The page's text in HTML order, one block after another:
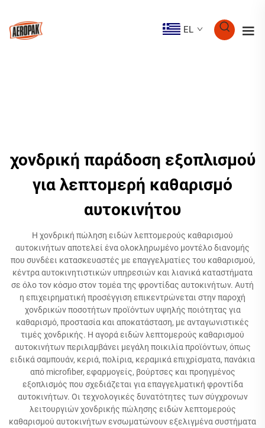
EL
χονδρική παράδοση εξοπλισμού
για λεπτομερή καθαρισμό
αυτοκινήτου
Η χονδρική πώληση ειδών λεπτομερούς καθαρισμού
αυτοκινήτων αποτελεί ένα ολοκληρωμένο μοντέλο διανομής
που συνδέει κατασκευαστές με επαγγελματίες του καθαρισμού,
κέντρα αυτοκινητιστικών υπηρεσιών και λιανικά καταστήματα
σε όλο τον κόσμο στον τομέα της φροντίδας αυτοκινήτων. Αυτή
η επιχειρηματική προσέγγιση επικεντρώνεται στην παροχή
χονδρικών ποσοτήτων προϊόντων υψηλής ποιότητας για
καθαρισμό, προστασία και αποκατάσταση, με ανταγωνιστικές
τιμές χονδρικής. Η αγορά ειδών λεπτομερούς καθαρισμού
αυτοκινήτων περιλαμβάνει μεγάλη ποικιλία προϊόντων, όπως
ειδικά σαμπουάν, κεριά, πολίρια, κεραμικά επιχρίσματα, πανάκια
από microfiber, εφαρμογείς, βούρτσες και προηγμένος
εξοπλισμός που σχεδιάζεται για επαγγελματική φροντίδα
αυτοκινήτων. Οι τεχνολογικές δυνατότητες των σύγχρονων
λειτουργιών χονδρικής πώλησης ειδών λεπτομερούς
καθαρισμού αυτοκινήτων ενσωματώνουν εξελιγμένα συστήματα